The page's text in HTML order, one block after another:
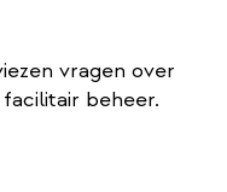
vragen over
beheer.